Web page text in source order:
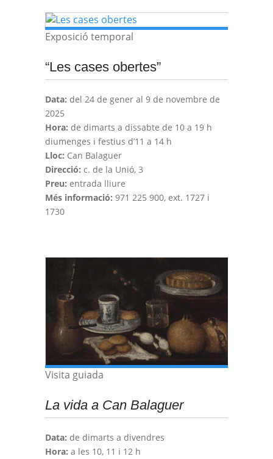
Exposició temporal
“Les cases obertes”
Data: del 24 de gener al 9 de novembre de
2025
Hora: de dimarts a dissabte de 10 a 19 h
diumenges i festius d’11 a 14 h
Lloc: Can Balaguer
Direcció: c. de la Unió, 3
Preu: entrada lliure
Més informació: 971 225 900, ext. 1727 i
1730
Visita guiada
La vida a Can Balaguer
Data: de dimarts a divendres
Hora: a les 10, 11 i 12 h